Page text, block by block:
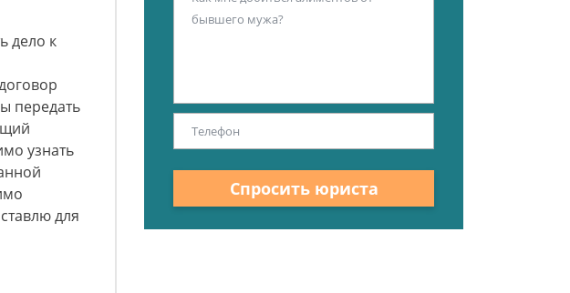
дело к
передать
узнать
для
Спросить юриста